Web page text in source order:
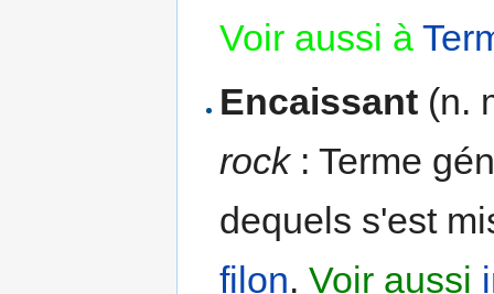
Voir aussi à
Encaissant (n.
rock: Terme
dequels s'est
filon.Voir aussi